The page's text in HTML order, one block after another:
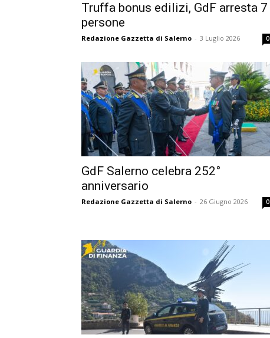
Truffa bonus edilizi, GdF arresta 7
persone
Redazione Gazzetta di Salerno - 3 Luglio 2026 0
GdF Salerno celebra 252°
anniversario
Redazione Gazzetta di Salerno - 26 Giugno 2026 0